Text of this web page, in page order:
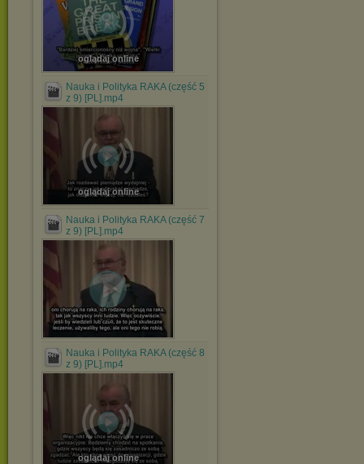
oglądaj online
Nauka i Polityka RAKA (część 5
z 9) [PL].mp4
oglądaj online
Nauka i Polityka RAKA (część 7
z 9) [PL].mp4
Nauka i Polityka RAKA (część 8
z 9) [PL].mp4
oglądaj online